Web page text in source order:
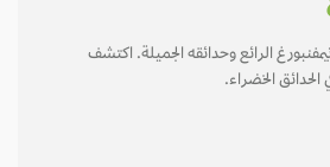
الرائع وحدائقه الجميلة. اكتشف
الخضراء.